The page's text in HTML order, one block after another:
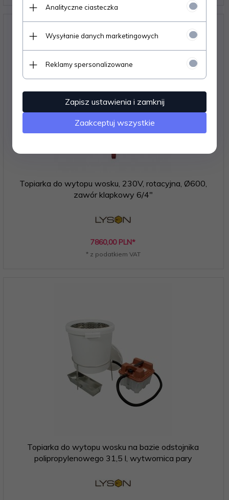
Topiarka do wytopu wosku, 230V, rotacyjna, Ø600,
zawór klapkowy 6/4"
7860,00 PLN*
* z podatkiem VAT
Topiarka do wytopu wosku na bazie odstojnika
polipropylenowego 31,5 l, wytwornica pary
Analityczne ciasteczka
Wysyłanie danych marketingowych
Reklamy spersonalizowane
Zapisz ustawienia i zamknij
Zaakceptuj wszystkie